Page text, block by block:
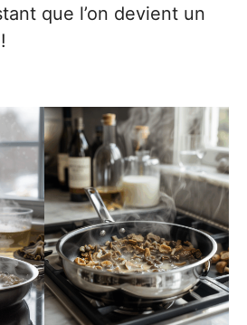
que l’on devient un